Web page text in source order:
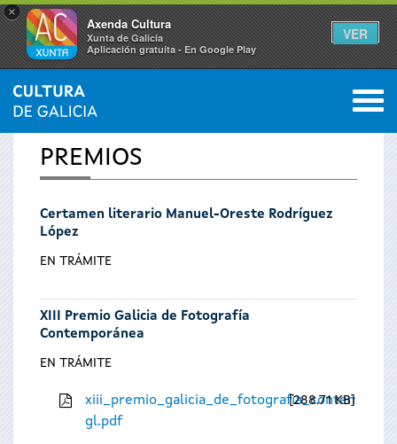
×
Axenda Cultura
Xunta de Galicia
Aplicación gratuíta - En Google Play
VER
Se
encuentra
usted
aquí
INICIO 0
PREMIOS
Certamen literario Manuel-Oreste Rodríguez
López
EN TRÁMITE
XIII Premio Galicia de Fotografía
Contemporánea
EN TRÁMITE
gl.pdf
288.71 KB